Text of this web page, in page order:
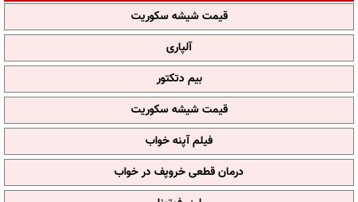
قیمت شیشه سکوریت
آلپاری
بیم دتکتور
قیمت شیشه سکوریت
فیلم آپنه خواب
درمان قطعی خروپف در خواب